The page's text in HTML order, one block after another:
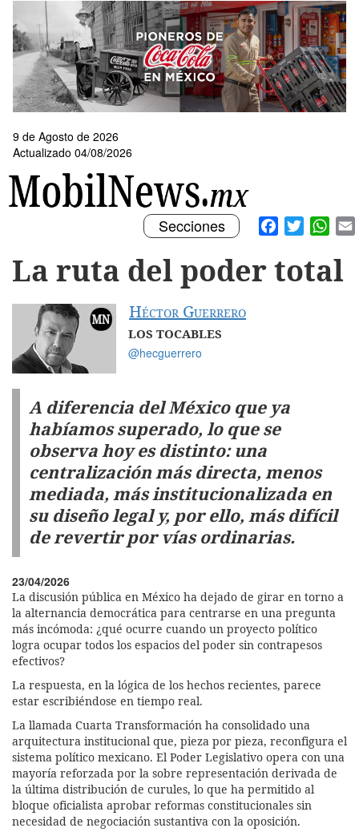
contenido
principal
9 de Agosto de 2026
Actualizado 04/08/2026
Facebook
Twitter
Toggle
navigation
Secciones
La ruta del poder total
Héctor Guerrero
LOS TOCABLES
@hecguerrero
A diferencia del México que ya
habíamos superado, lo que se
observa hoy es distinto: una
centralización más directa, menos
mediada, más institucionalizada en
su diseño legal y, por ello, más difícil
de revertir por vías ordinarias.
23/04/2026
La discusión pública en México ha dejado de girar en torno a
la alternancia democrática para centrarse en una pregunta
más incómoda: ¿qué ocurre cuando un proyecto político
logra ocupar todos los espacios del poder sin contrapesos
efectivos?
La respuesta, en la lógica de los hechos recientes, parece
estar escribiéndose en tiempo real.
La llamada Cuarta Transformación ha consolidado una
arquitectura institucional que, pieza por pieza, reconfigura el
sistema político mexicano. El Poder Legislativo opera con una
mayoría reforzada por la sobre representación derivada de
la última distribución de curules, lo que ha permitido al
bloque oficialista aprobar reformas constitucionales sin
necesidad de negociación sustantiva con la oposición.